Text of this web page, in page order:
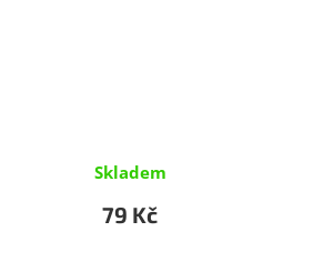
Skladem
79 Kč